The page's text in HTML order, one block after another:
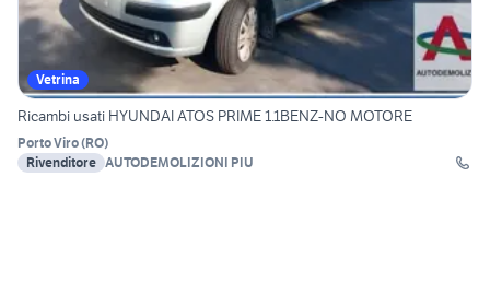
Vetrina
Ricambi usati HYUNDAI ATOS PRIME 1.1BENZ-NO MOTORE
Porto Viro(RO)
Rivenditore AUTODEMOLIZIONI PIU